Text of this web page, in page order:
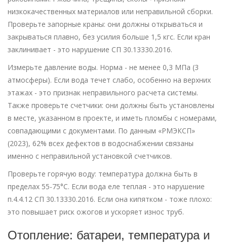
низкокачественных материалов или неправильной сборки.
Проверьте запорные краны: они должны открываться и
закрываться плавно, без усилия больше 1,5 кгс. Если кран
заклинивает - это нарушение СП 30.13330.2016.
Измерьте давление воды. Норма - не менее 0,3 МПа (3
атмосферы). Если вода течет слабо, особенно на верхних
этажах - это признак неправильного расчета системы.
Также проверьте счетчики: они должны быть установлены
в месте, указанном в проекте, и иметь пломбы с номерами,
совпадающими с документами. По данным «РМЭКСП»
(2023), 62% всех дефектов в водоснабжении связаны
именно с неправильной установкой счетчиков.
Проверьте горячую воду: температура должна быть в
пределах 55-75°C. Если вода еле теплая - это нарушение
п.4.4.12 СП 30.13330.2016. Если она кипятком - тоже плохо:
это повышает риск ожогов и ускоряет износ труб.
Отопление: батареи, температура и